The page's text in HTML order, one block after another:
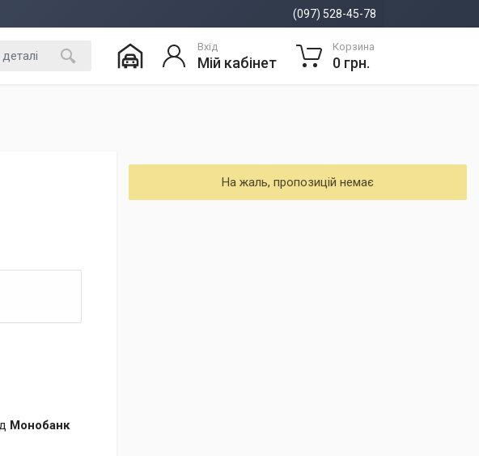
(097) 528-45-78
Вхід
Мій кабінет
Корзина
0 грн.
Монобанк
На жаль, пропозицій немає